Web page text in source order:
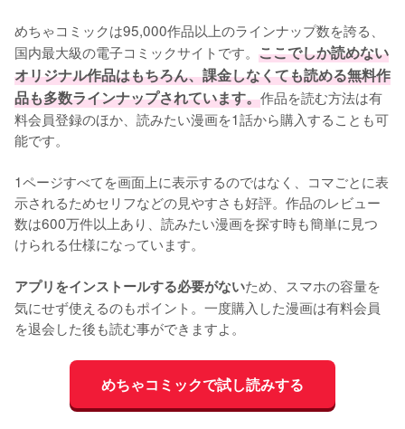
めちゃコミックは95,000作品以上のラインナップ数を誇る、
国内最大級の電子コミックサイトです。 ここでしか読めない
オリジナル作品はもちろん、課金しなくても読める無料作
品も多数ラインナップされています。作品を読む方法は有
料会員登録のほか、読みたい漫画を1話から購入することも可
能です。
1ページすべてを画面上に表示するのではなく、コマごとに表
示されるためセリフなどの見やすさも好評。作品のレビュー
数は600万件以上あり、読みたい漫画を探す時も簡単に見つ
けられる仕様になっています。
アプリをインストールする必要がないため、スマホの容量を
気にせず使えるのもポイント。一度購入した漫画は有料会員
を退会した後も読む事ができますよ。
めちゃコミックで試し読みする